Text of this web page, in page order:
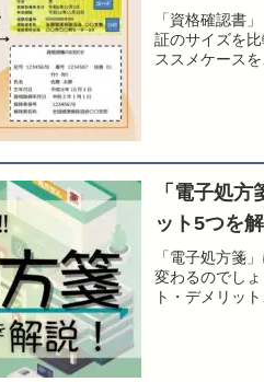
「資格確認書
証のサイズを
ススメケースを
「電子処
ット5つを解
「電子処方箋
変わるのでし
ト・デメリッ